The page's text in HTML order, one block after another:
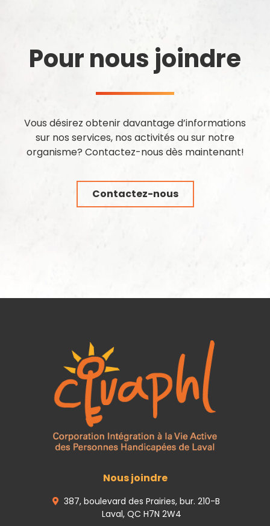
Pour nous joindre
Vous désirez obtenir davantage d’informations
sur nos services, nos activités ou sur notre
organisme? Contactez-nous dès maintenant!
Contactez-nous
Nous joindre
387, boulevard des Prairies, bur. 210-B
Laval, QC H7N 2W4